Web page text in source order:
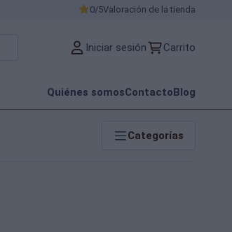
0/5Valoración de la tienda
Iniciar sesión Carrito
Quiénes somosContactoBlog
Categorías